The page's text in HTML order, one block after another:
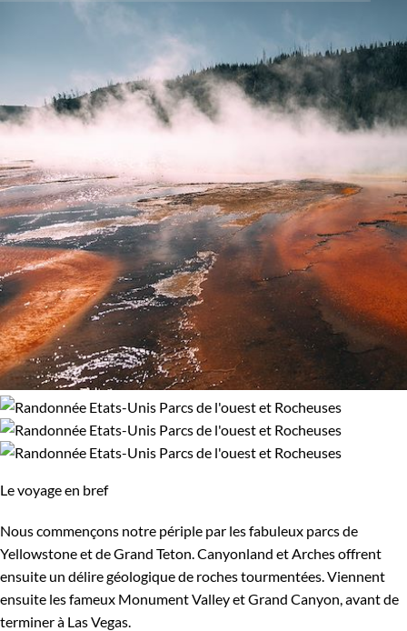
Les 14/16 ans
Confort
Bivouac, sous tente
Supérieur Haut de gamme
Environnement
Forêts, collines, rivières et lacs
Montagne
Le voyage en bref
Nous commençons notre périple par les fabuleux parcs de
Yellowstone et de Grand Teton. Canyonland et Arches offrent
ensuite un délire géologique de roches tourmentées. Viennent
ensuite les fameux Monument Valley et Grand Canyon, avant de
terminer à Las Vegas.